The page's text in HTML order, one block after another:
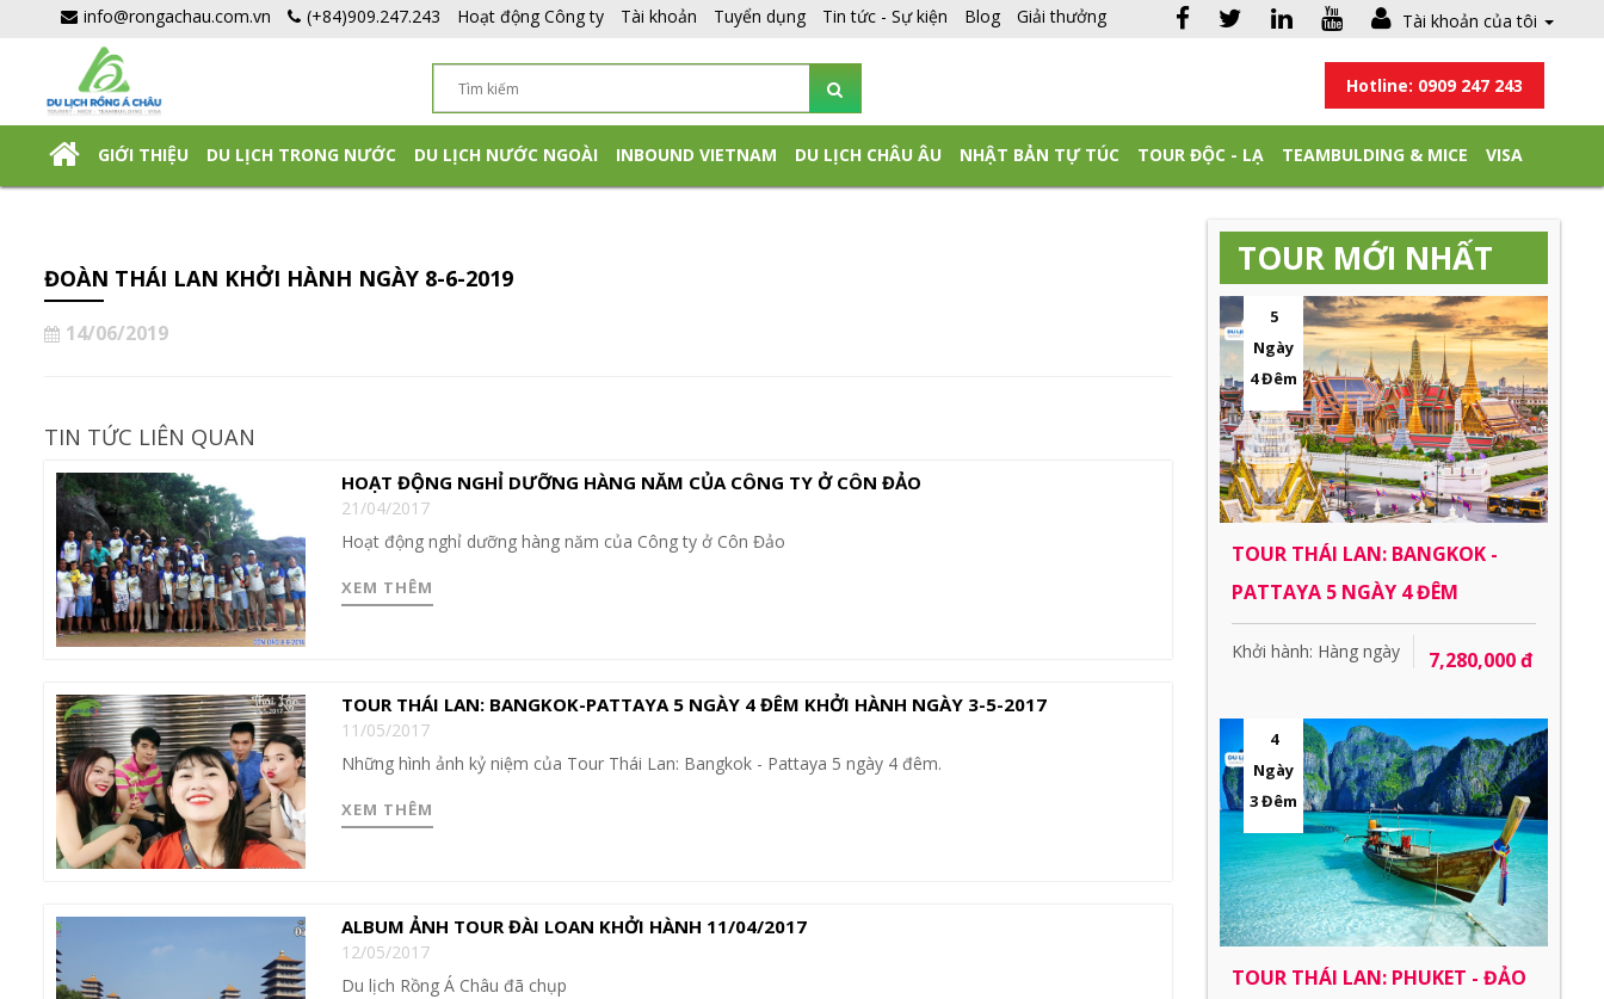
info@rongachau.com.vn (+84)909.247.243 Hoạt động Công ty Tài khoản Tuyển dụng Tin tức - Sự kiện Blog Giải thưởng Tài khoản của tôi
Hotline: 0909 247 243
GIỚI THIỆU DU LỊCH TRONG NƯỚC DU LỊCH NƯỚC NGOÀI INBOUND VIETNAM DU LỊCH CHÂU ÂU NHẬT BẢN TỰ TÚC TOUR ĐỘC - LẠ TEAMBULDING & MICE VISA
ĐOÀN THÁI LAN KHỞI HÀNH NGÀY 8-6-2019
14/06/2019
TIN TỨC LIÊN QUAN
HOẠT ĐỘNG NGHỈ DƯỠNG HÀNG NĂM CỦA CÔNG TY Ở CÔN ĐẢO
21/04/2017
Hoạt động nghỉ dưỡng hàng năm của Công ty ở Côn Đảo
XEM THÊM
TOUR THÁI LAN: BANGKOK-PATTAYA 5 NGÀY 4 ĐÊM KHỞI HÀNH NGÀY 3-5-2017
11/05/2017
Những hình ảnh kỷ niệm của Tour Thái Lan: Bangkok - Pattaya 5 ngày 4 đêm.
XEM THÊM
ALBUM ẢNH TOUR ĐÀI LOAN KHỞI HÀNH 11/04/2017
12/05/2017
Du lịch Rồng Á Châu đã chụp
TOUR MỚI NHẤT
5
Ngày
4 Đêm
TOUR THÁI LAN: BANGKOK -
PATTAYA 5 NGÀY 4 ĐÊM
Khởi hành: Hàng ngày 7,280,000 đ
4
Ngày
3 Đêm
TOUR THÁI LAN: PHUKET - ĐẢO